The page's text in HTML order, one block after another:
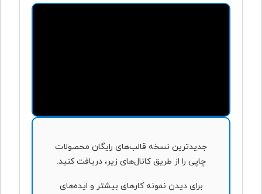
جدیدترین نسخه قالب‌های رایگان محصولات
چاپی را از طریق کانال‌های زیر، دریافت کنید.
برای دیدن نمونه کارهای بیشتر و ایده‌های